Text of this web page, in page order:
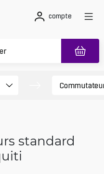
compte
standard